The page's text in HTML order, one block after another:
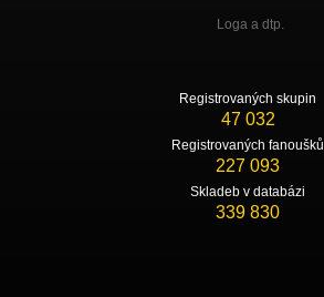
Loga a dtp.
Registrovaných skupin
47 032
Registrovaných fanoušků
227 093
Skladeb v databázi
339 830